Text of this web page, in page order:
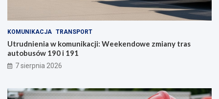
KOMUNIKACJA TRANSPORT
Utrudnienia w komunikacji: Weekendowe zmiany tras
autobusów 190 i 191
7 sierpnia 2026